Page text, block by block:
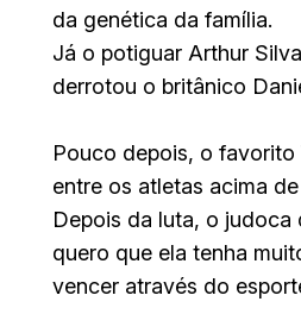
da genética da família.
Já o potiguar Arthur
derrotou o britânico
Pouco depois, o
entre os atletas acima
Depois da luta, o judoca
quero que ela tenha
vencer através do